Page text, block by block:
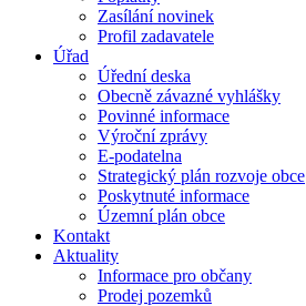
Zasílání novinek
Profil zadavatele
Úřad
Úřední deska
Obecně závazné vyhlášky
Povinné informace
Výroční zprávy
E-podatelna
Strategický plán rozvoje obce
Poskytnuté informace
Územní plán obce
Kontakt
Aktuality
Informace pro občany
Prodej pozemků